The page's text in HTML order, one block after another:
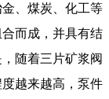
、煤炭、化工等
而成，并具有结
随着三片矿浆阀
越来越高，泵件